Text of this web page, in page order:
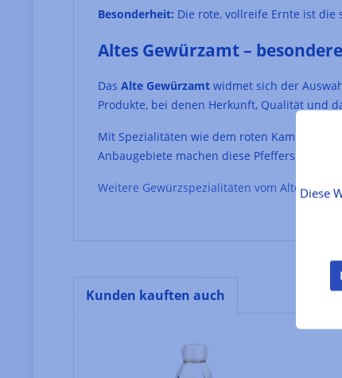
Besonderheit: Die rote, vollreife Ernte ist
Altes Gewürzamt –
Das Alte Gewürzamt widmet sich der
Produkte, bei denen Herkunft, Qualität und
Mit Spezialitäten wie dem roten Kampot
Anbaugebiete machen diese
Weitere Gewürzspezialitäten vom Alten
Kunden kauften auch
Diese